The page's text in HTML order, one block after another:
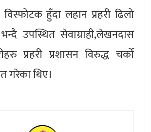
हुँदा लहान प्रहरी ढिलो
उपस्थित सेवाग्राही,लेखनदास
प्रहरी प्रशासन विरुद्ध चर्को
गरेका थिए।